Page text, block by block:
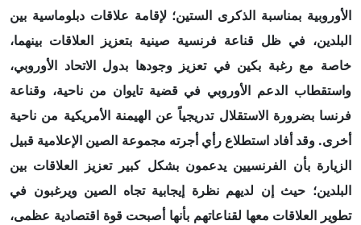
الأوروبية بمناسبة الذكرى الستين؛ لإقامة علاقات دبلوماسية بين
البلدين، في ظل قناعة فرنسية صينية بتعزيز العلاقات بينهما،
خاصة مع رغبة بكين في تعزيز وجودها بدول الاتحاد الأوروبي،
واستقطاب الدعم الأوروبي في قضية تايوان من ناحية، وقناعة
فرنسا بضرورة الاستقلال تدريجياً عن الهيمنة الأمريكية من ناحية
أخرى. وقد أفاد استطلاع رأي أجرته مجموعة الصين الإعلامية قبيل
الزيارة بأن الفرنسيين يدعمون بشكل كبير تعزيز العلاقات بين
البلدين؛ حيث إن لديهم نظرة إيجابية تجاه الصين ويرغبون في
تطوير العلاقات معها لقناعاتهم بأنها أصبحت قوة اقتصادية عظمى،